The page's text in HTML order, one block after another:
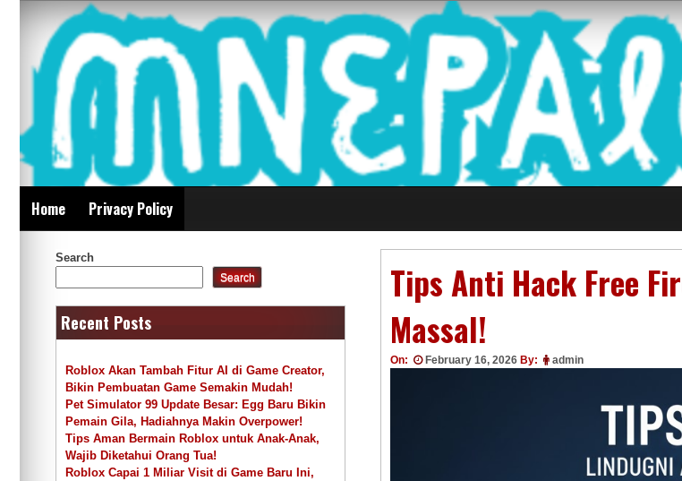
content
Mnepalghopa Review Game
Indonesia
Home Privacy Policy
Tips Anti Hack Free
Massal!
On: February 16, 2026 By: admin
Search
Search
Recent Posts
Roblox Akan Tambah Fitur AI di Game Creator,
Bikin Pembuatan Game Semakin Mudah!
Pet Simulator 99 Update Besar: Egg Baru Bikin
Pemain Gila, Hadiahnya Makin Overpower!
Tips Aman Bermain Roblox untuk Anak-Anak,
Wajib Diketahui Orang Tua!
Roblox Capai 1 Miliar Visit di Game Baru Ini,